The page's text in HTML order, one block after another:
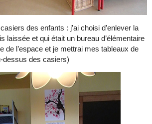
des enfants : j’ai choisi d’enlever la
laissée et qui était un bureau d’élémentaire
de l’espace et je mettrai mes tableaux de
dessus des casiers)